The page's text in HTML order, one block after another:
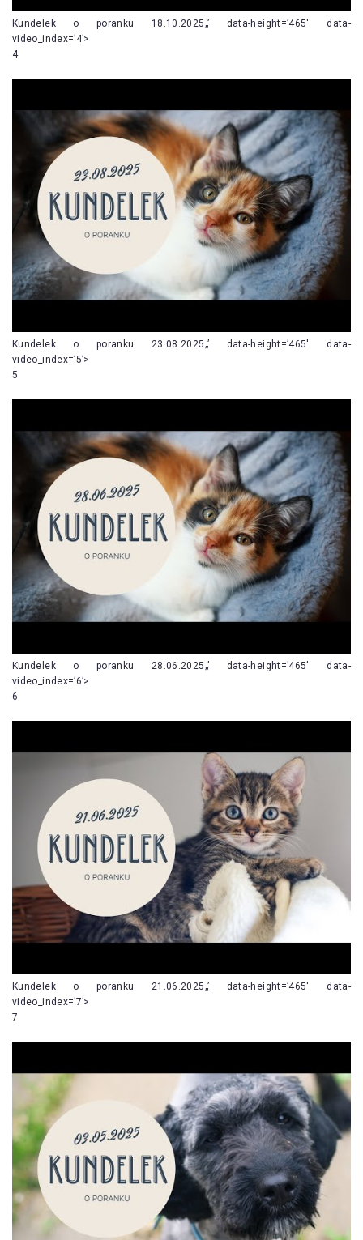
Kundelek o poranku 18.10.2025„’ data-height=’465′ data-
video_index=’4’>
4
Kundelek o poranku 23.08.2025„’ data-height=’465′ data-
video_index=’5’>
5
Kundelek o poranku 28.06.2025„’ data-height=’465′ data-
video_index=’6’>
6
Kundelek o poranku 21.06.2025„’ data-height=’465′ data-
video_index=’7’>
7